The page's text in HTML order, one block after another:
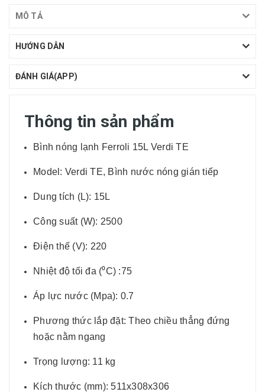
MÔ TẢ
HƯỚNG DẪN
ĐÁNH GIÁ(APP)
Thông tin sản phẩm
Bình nóng lạnh Ferroli 15L Verdi TE
Model: Verdi TE, Bình nước nóng gián tiếp
Dung tích (L): 15L
Công suất (W): 2500
Điện thế (V): 220
Nhiệt độ tối đa (⁰C) :75
Áp lực nước (Mpa): 0.7
Phương thức lắp đặt: Theo chiều thẳng đứng
hoặc nằm ngang
Trọng lượng: 11 kg
Kích thước (mm): 511x308x306